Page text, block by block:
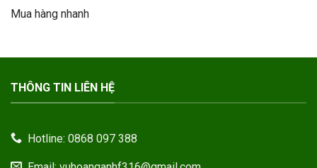
1.950.000VND.
Mua hàng nhanh
THÔNG TIN LIÊN HỆ
Hotline: 0868 097 388